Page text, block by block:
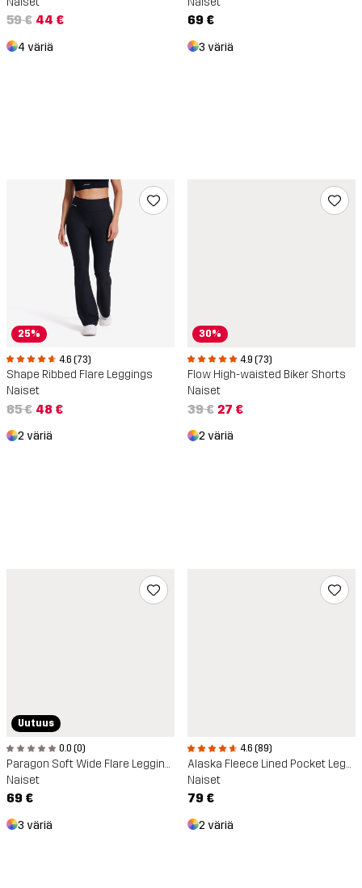
59 € 44 €
4 väriä
69 €
3 väriä
25%
4.6 (73)
Shape Ribbed Flare Leggings
Naiset
65 € 48 €
2 väriä
30%
4.9 (73)
Flow High-waisted Biker Shorts
Naiset
39 € 27 €
2 väriä
Uutuus
0.0 (0)
Paragon Soft Wide Flare Leggings
Naiset
69 €
3 väriä
4.6 (89)
Alaska Fleece Lined Pocket Leggings
Naiset
79 €
2 väriä